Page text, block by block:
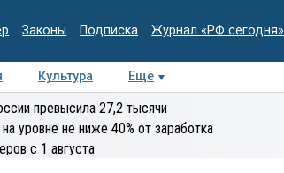
Законы Подписка Журнал «РФ сегодня»
Культура Ещё
Колумнисты
превысила 27,2 тысячи
уровне не ниже 40% от заработка
с 1 августа